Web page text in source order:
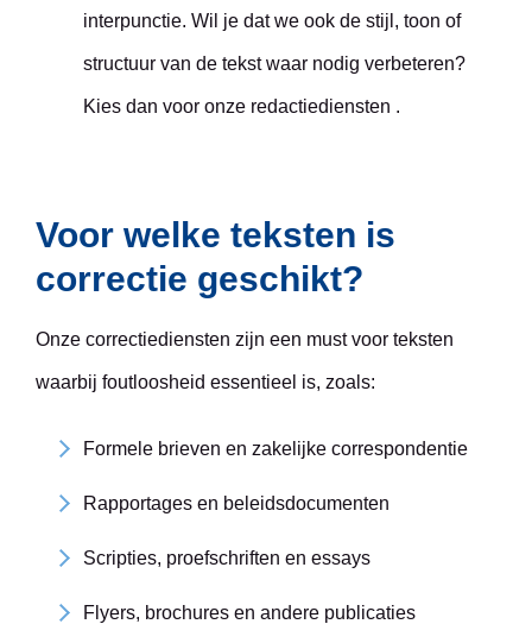
interpunctie. Wil je dat we ook de stijl, toon of
structuur van de tekst waar nodig verbeteren?
Kies dan voor onze redactiediensten .
Voor welke teksten is
correctie geschikt?
Onze correctiediensten zijn een must voor teksten
waarbij foutloosheid essentieel is, zoals:
Formele brieven en zakelijke correspondentie
Rapportages en beleidsdocumenten
Scripties, proefschriften en essays
Flyers, brochures en andere publicaties